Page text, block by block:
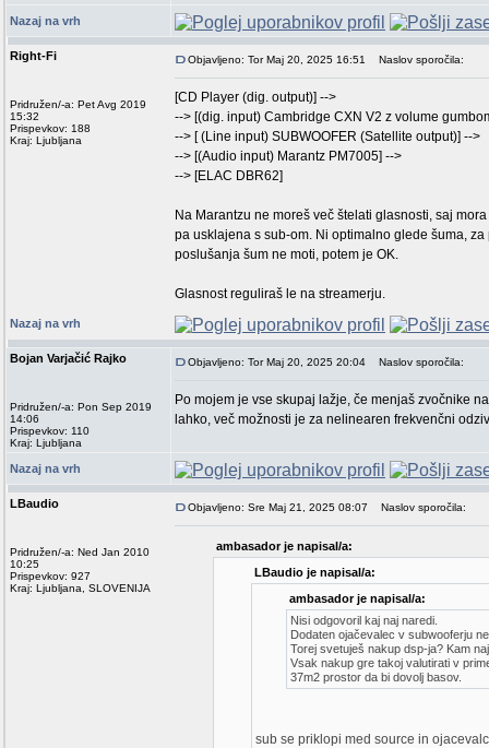
Nazaj na vrh
Right-Fi
Pridružen/-a: Pet Avg 2019
15:32
Prispevkov: 188
Kraj: Ljubljana
Objavljeno: Tor Maj 20, 2025 16:51 Naslov sporočila:
[CD Player (dig. output)] -->
--> [(dig. input) Cambridge CXN V2 z volume
--> [ (Line input) SUBWOOFER (Satellite output)] -->
--> [(Audio input) Marantz PM7005] -->
--> [ELAC DBR62]
Na Marantzu ne moreš več štelati glasnosti, saj
pa usklajena s sub-om. Ni optimalno glede šuma,
poslušanja šum ne moti, potem je OK.
Glasnost reguliraš le na streamerju.
Nazaj na vrh
Bojan Varjačić Rajko
Pridružen/-a: Pon Sep 2019
14:06
Prispevkov: 110
Kraj: Ljubljana
Objavljeno: Tor Maj 20, 2025 20:04 Naslov sporočila:
Po mojem je vse skupaj lažje, če menjaš zvočnike
lahko, več možnosti je za nelinearen frekvenčni
Nazaj na vrh
LBaudio
Pridružen/-a: Ned Jan 2010
10:25
Prispevkov: 927
Kraj: Ljubljana, SLOVENIJA
Objavljeno: Sre Maj 21, 2025 08:07 Naslov sporočila:
ambasador je napisal/a:
LBaudio je napisal/a:
ambasador je napisal/a:
Nisi odgovoril kaj naj naredi.
Dodaten ojačevalec v subwooferju
Torej svetuješ nakup dsp-ja? Kam
Vsak nakup gre takoj valutirati v
37m2 prostor da bi dovolj basov.
sub se priklopi med source in